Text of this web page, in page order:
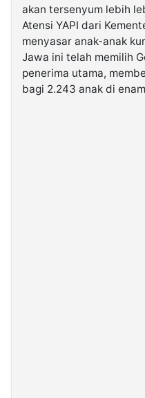
Kabarbaru.co
akan tersenyum lebih
Atensi YAPI dari
menyasar anak-anak
Jawa ini telah memilih
penerima utama,
bagi 2.243 anak di